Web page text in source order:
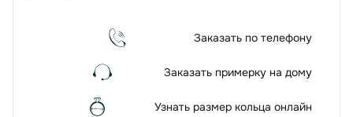
Заказать по телефону
Заказать примерку на дому
Узнать размер кольца онлайн